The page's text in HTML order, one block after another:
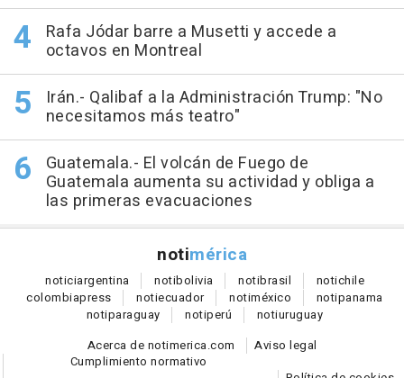
Rafa Jódar barre a Musetti y accede a
octavos en Montreal
Irán.- Qalibaf a la Administración Trump: "No
necesitamos más teatro"
Guatemala.- El volcán de Fuego de
Guatemala aumenta su actividad y obliga a
las primeras evacuaciones
notimérica
noticiargentina notibolivia notibrasil notichile
colombiapress notiecuador notiméxico notipanama
notiparaguay notiperú notiuruguay
Acerca de notimerica.com
Aviso legal
Cumplimiento normativo